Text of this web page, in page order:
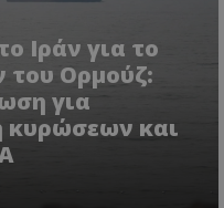
Ιράν για το
του Ορμούζ:
για
κυρώσεων και